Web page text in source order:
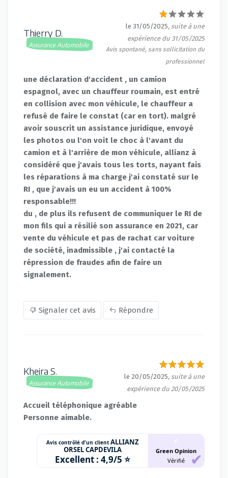
Thierry D.
Assurance Automobile
le 31/05/2025, suite à une
expérience du 31/05/2025
Avis spontané, sans sollicitation du
professionnel
une déclaration d'accident , un camion
espagnol, avec un chauffeur roumain, est entré
en collision avec mon véhicule, le chauffeur a
refusé de faire le constat (car en tort). malgré
avoir souscrit un assistance juridique, envoyé
les photos ou l'on voit le choc à l'avant du
camion et à l'arrière de mon véhicule, allianz à
considéré que j'avais tous les torts, nayant fais
les réparations à ma charge j'ai constaté sur le
RI , que j'avais un eu un accident à 100%
responsable!!!
du , de plus ils refusent de communiquer le RI de
mon fils qui a résilié son assurance en 2021, car
vente du véhicule et pas de rachat car voiture
de société, inadmissible , j'ai contacté la
répression de fraudes afin de faire un
signalement.
Signaler cet avis Répondre
Kheira S.
Assurance Automobile
le 20/05/2025, suite à une
expérience du 20/05/2025
Accueil téléphonique agréable
Personne aimable.
Avis contrôlé d'un client ALLIANZ
ORSEL CAPDEVILA
Excellent : 4,9/5 ⭐
Green Opinion
Vérifié